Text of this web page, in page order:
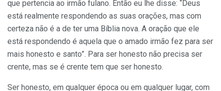
que pertencia ao irmão fulano. Então eu lhe disse: “Deus
está realmente respondendo as suas orações, mas com
certeza não é a de ter uma Bíblia nova. A oração que ele
está respondendo é aquela que o amado irmão fez para ser
mais honesto e santo”. Para ser honesto não precisa ser
crente, mas se é crente tem que ser honesto.
Ser honesto, em qualquer época ou em qualquer lugar, com